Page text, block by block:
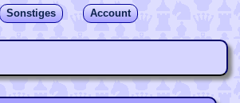
Sonstiges Account